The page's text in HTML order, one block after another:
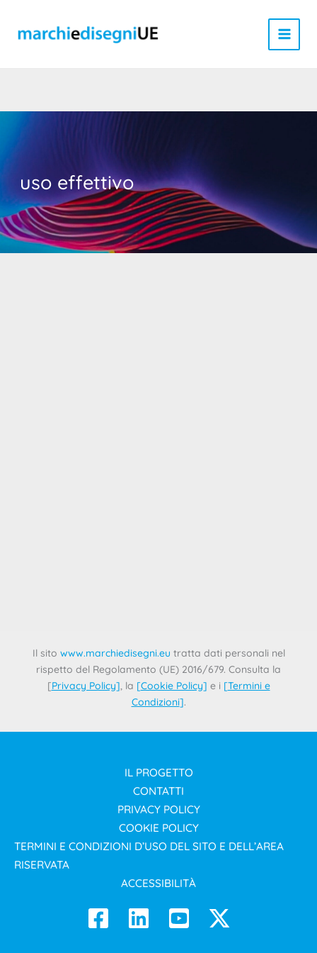
contenuto
uso effettivo
Il sito www.marchiedisegni.eu tratta dati personali nel
rispetto del Regolamento (UE) 2016/679. Consulta la
[Privacy Policy], la [Cookie Policy] e i [Termini e
Condizioni].
IL PROGETTO
CONTATTI
PRIVACY POLICY
COOKIE POLICY
TERMINI E CONDIZIONI D’USO DEL SITO E DELL’AREA
RISERVATA
ACCESSIBILITÀ